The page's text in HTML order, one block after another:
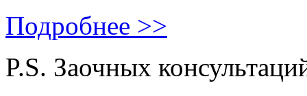
Подробнее >>
P.S. Заочных